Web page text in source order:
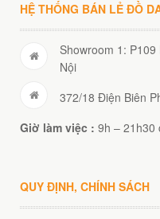
HỆ THỐNG BÁN LẺ ĐỒ
Showroom 1:
Nội
372/18 Điện Biên
Giờ làm việc : 9h – 21h30
QUY ĐỊNH, CHÍNH SÁCH